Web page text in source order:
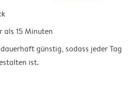
als 15 Minuten
günstig, sodass jeder Tag
ist.